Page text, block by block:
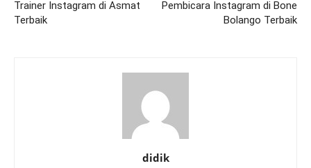
Trainer Instagram di Asmat
Terbaik
Pembicara Instagram di Bone
Bolango Terbaik
didik